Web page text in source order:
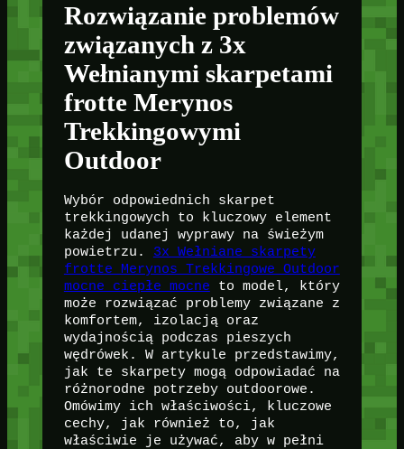
Rozwiązanie problemów
związanych z 3x
Wełnianymi skarpetami
frotte Merynos
Trekkingowymi
Outdoor
Wybór odpowiednich skarpet
trekkingowych to kluczowy element
każdej udanej wyprawy na świeżym
powietrzu. 3x Wełniane skarpety
frotte Merynos Trekkingowe Outdoor
mocne ciepłe mocne to model, który
może rozwiązać problemy związane z
komfortem, izolacją oraz
wydajnością podczas pieszych
wędrówek. W artykule przedstawimy,
jak te skarpety mogą odpowiadać na
różnorodne potrzeby outdoorowe.
Omówimy ich właściwości, kluczowe
cechy, jak również to, jak
właściwie je używać, aby w pełni